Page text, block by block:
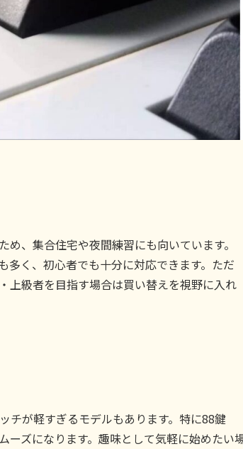
、集合住宅や夜間練習にも向いています。
多く、初心者でも十分に対応できます。ただ
上級者を目指す場合は買い替えを視野に入れ
チが軽すぎるモデルもあります。特に88鍵
ーズになります。趣味として気軽に始めたい